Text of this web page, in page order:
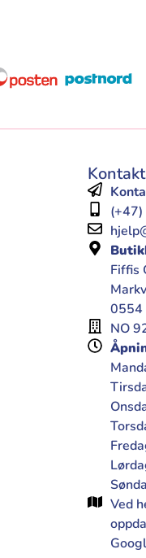
Fiffis
0554
NO
Ved